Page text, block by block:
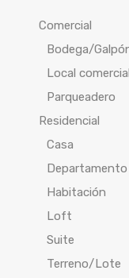
Comercial
Bodega/
Local comercial
Parqueadero
Residencial
Casa
Departamento
Habitación
Loft
Suite
Terreno/Lote